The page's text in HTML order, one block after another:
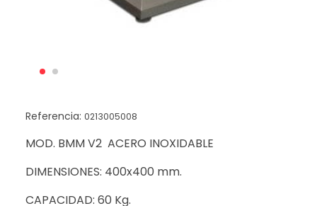
Referencia: 0213005008
MOD. BMM V2 ACERO INOXIDABLE
DIMENSIONES: 400x400 mm.
CAPACIDAD: 60 Kg.